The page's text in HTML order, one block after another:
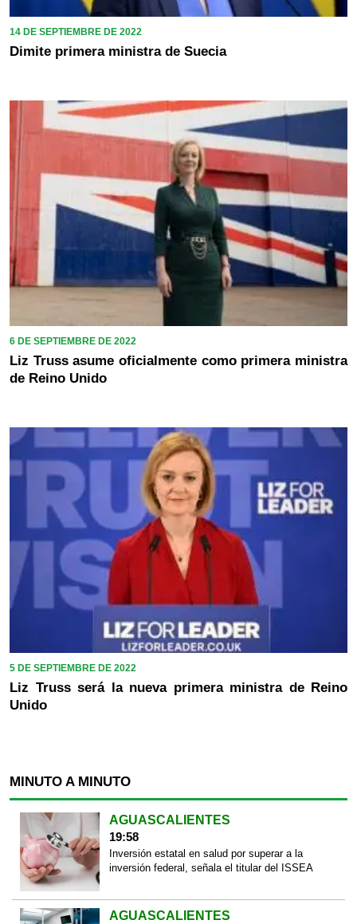
14 DE SEPTIEMBRE DE 2022
Dimite primera ministra de Suecia
6 DE SEPTIEMBRE DE 2022
Liz Truss asume oficialmente como primera ministra
de Reino Unido
5 DE SEPTIEMBRE DE 2022
Liz Truss será la nueva primera ministra de Reino
Unido
MINUTO A MINUTO
AGUASCALIENTES
19:58
Inversión estatal en salud por superar a la
inversión federal, señala el titular del ISSEA
AGUASCALIENTES